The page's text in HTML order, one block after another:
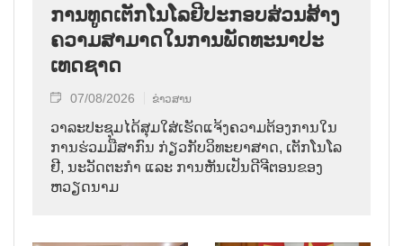
ການ​ທູດ​ເຕັກ​ໂນ​ໂລ​ຢີ​ປະ​ກອບ​ສ່ວນ​ສ້າງ​
ຄວາມ​ສາ​ມາດ​ໃນ​ການ​ພັດ​ທະ​ນາ​ປະ​
ເທດ​ຊາດ
07/08/2026 ຂ່າວສານ
ວາ​ລະ​ປະ​ຊຸມ​ໄດ້​ສຸມ​ໃສ່​ເຮັດ​ແຈ້ງ​ຄວາມ​ຕ້ອງ​ການ​ໃນ​
ການ​ຮ່ວມ​ມື​ສາ​ກົນ ກ່ຽວ​ກັບ​ວິ​ທະ​ຍາ​ສາດ, ເຕັກ​ໂນ​ໂລ​
ຢີ, ນະ​ວັດ​ຕະ​ກຳ ແລະ ການ​ຫັນ​ເປັນ​ດີ​ຈີ​ຕອນ​ຂອງ
ຫວຽດ​ນາມ